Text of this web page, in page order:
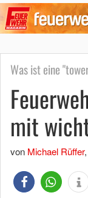
Was ist eine
mit
von Michael Rüffer,